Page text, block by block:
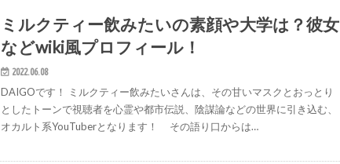
ミルクティー飲みたいの素顔や大学は？彼女
などwiki風プロフィール！
2022.06.08
DAIGOです！ ミルクティー飲みたいさんは、その甘いマスクとおっとり
としたトーンで視聴者を心霊や都市伝説、陰謀論などの世界に引き込む、
オカルト系YouTuberとなります！ その語り口からは…